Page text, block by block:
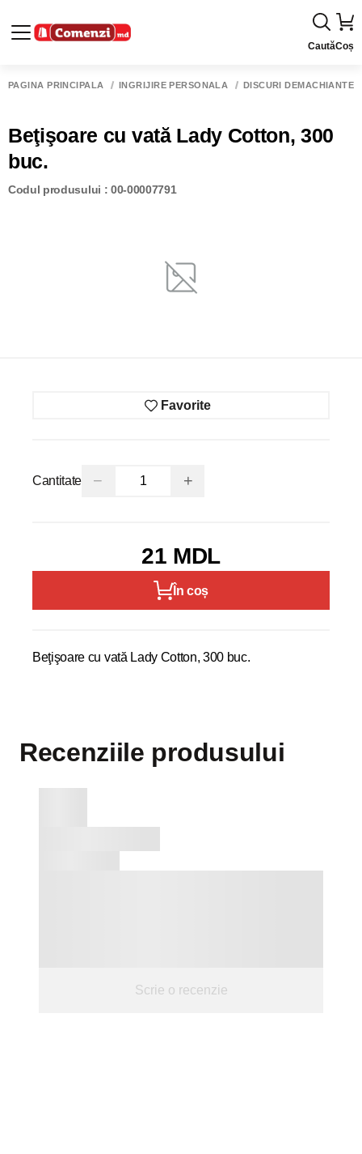
CautăCoș
PAGINA PRINCIPALĂ ÎNGRIJIRE PERSONALĂ DISCURI DEMACHIANTE
Beţişoare cu vată Lady Cotton, 300
buc.
Codul produsului : 00-00007791
Favorite
Cantitate − +
21 MDL
În coș
Beţişoare cu vată Lady Cotton, 300 buc.
Recenziile produsului
Scrie o recenzie